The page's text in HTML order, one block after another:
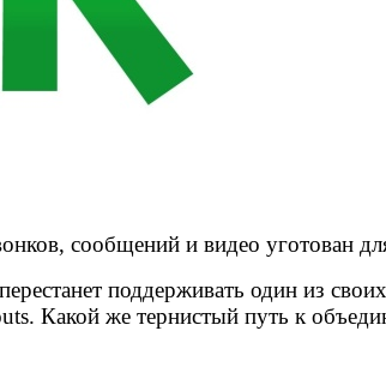
сообщений и видео уготован
поддерживать один из
Какой же тернистый путь к